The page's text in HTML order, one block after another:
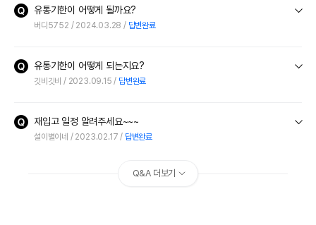
유통기한이 어떻게 될까요?
버디5752 2024.03.28 답변완료
유통기한이 어떻게 되는지요?
깃비깃비 2023.09.15 답변완료
재입고 일정 알려주세요~~~
설이별이네 2023.02.17 답변완료
Q&A 더보기